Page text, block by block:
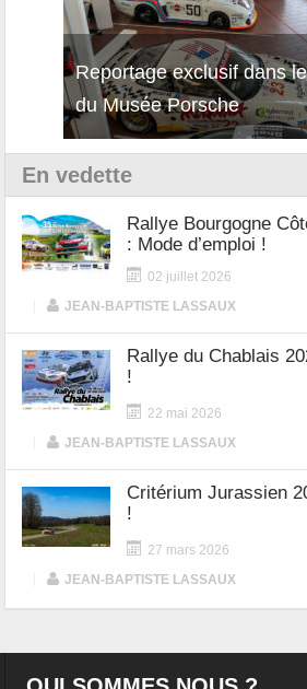
Reportage exclusif dans
du Musée Porsche
En vedette
Rallye Bourgogne
: Mode d’emploi !
02 juillet 2026
JEAN-BAPTISTE LASSAUX
Rallye du Chablais
!
22 mai 2026
JEAN-BAPTISTE LASSAUX
Critérium Jurassien
!
27 mars 2026
JEAN-BAPTISTE LASSAUX